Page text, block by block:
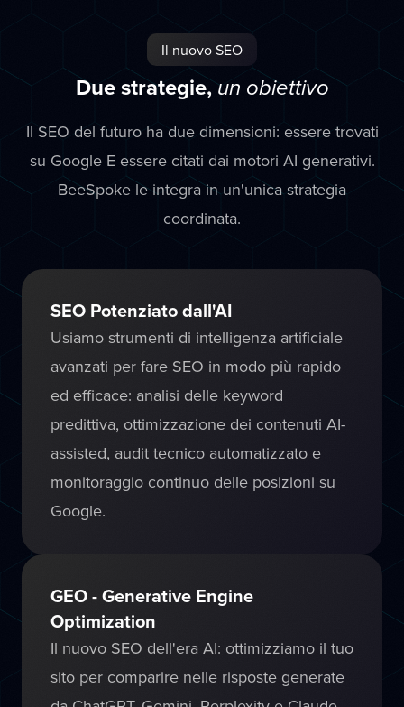
Il nuovo SEO
Due strategie,un obiettivo
Il SEO del futuro ha due dimensioni: essere trovati
su Google E essere citati dai motori AI generativi.
BeeSpoke le integra in un'unica strategia
coordinata.
SEO Potenziato dall'AI
Usiamo strumenti di intelligenza artificiale
avanzati per fare SEO in modo più rapido
ed efficace: analisi delle keyword
predittiva, ottimizzazione dei contenuti AI-
assisted, audit tecnico automatizzato e
monitoraggio continuo delle posizioni su
Google.
GEO - Generative Engine
Optimization
Il nuovo SEO dell'era AI: ottimizziamo il tuo
sito per comparire nelle risposte generate